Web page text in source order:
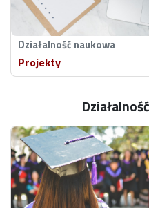
Działalność naukowa
Projekty